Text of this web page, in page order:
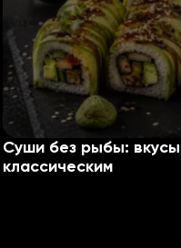
Суши без рыбы:
классическим